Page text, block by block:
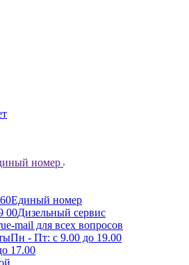
номер
Единый номер
00Дизельный сервис
e-mail для всех вопросов
Пн - Пт: с 9.00 до 19.00
17.00